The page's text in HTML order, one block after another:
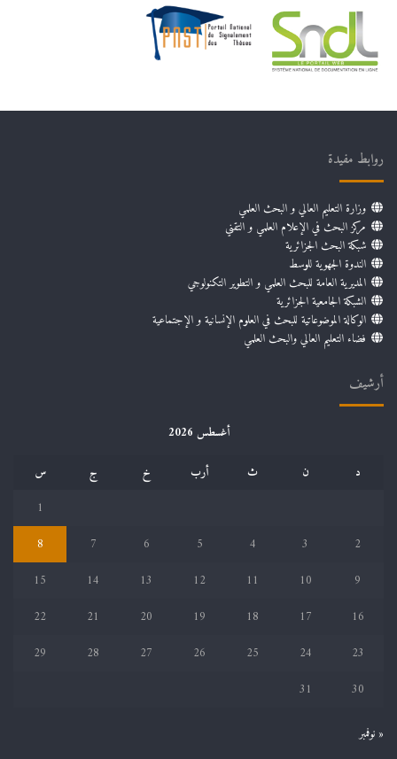
روابط مفيدة
وزارة التعليم العالي و البحث العلمي
مركز البحث في الإعلام العلمي و التقني
شبكة البحث الجزائرية
الندوة الجهوية للوسط
المديرية العامة للبحث العلمي و التطوير التكنولوجي
الشبكة الجامعية الجزائرية
الوكالة الموضوعاتية للبحث في العلوم الإنسانية و الإجتماعية
فضاء التعليم العالي والبحث العلمي
أرشيف
أغسطس 2026
د
ن ث أرب خ ج
س
1
2
3
4
5
6
7
8
9
10
11
12
13
14
15
16
17
18
19
20
21
22
23
24
25
26
27
28
29
30
31
« نوفمبر